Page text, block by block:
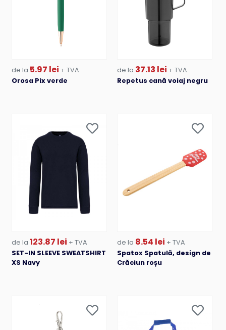
de la 5.97 lei + TVA
Orosa Pix verde
de la 37.13 lei + TVA
Repetus cană voiaj negru
de la 123.87 lei + TVA
SET-IN SLEEVE SWEATSHIRT
XS Navy
de la 8.54 lei + TVA
Spatox Spatulă, design de
Crăciun roșu